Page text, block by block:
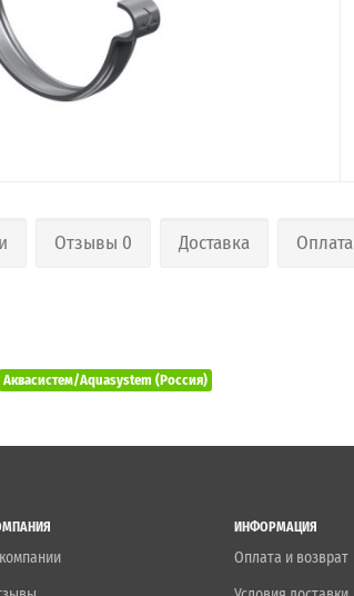
Отзывы 0 Доставка Оплата
Аквасистем/Aquasystem (Россия)
ИНФОРМАЦИЯ
Оплата и возврат